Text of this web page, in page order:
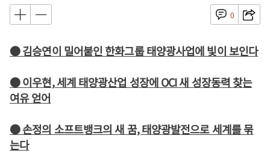
0
● 김승연이 밀어붙인 한화그룹 태양광사업에 빛이 보인다
● 이우현, 세계 태양광산업 성장에 OCI 새 성장동력 찾는
여유 얻어
● 손정의 소프트뱅크의 새 꿈, 태양광발전으로 세계를 묶
는다